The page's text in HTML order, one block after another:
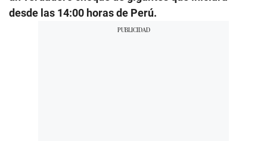
desde las 14:00 horas de Perú.